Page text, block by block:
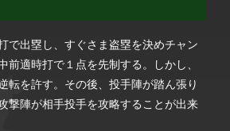
で出塁し、すぐさま盗塁を決めチャン
前適時打で１点を先制する。しかし、
転を許す。その後、投手陣が踏ん張り
撃陣が相手投手を攻略することが出来